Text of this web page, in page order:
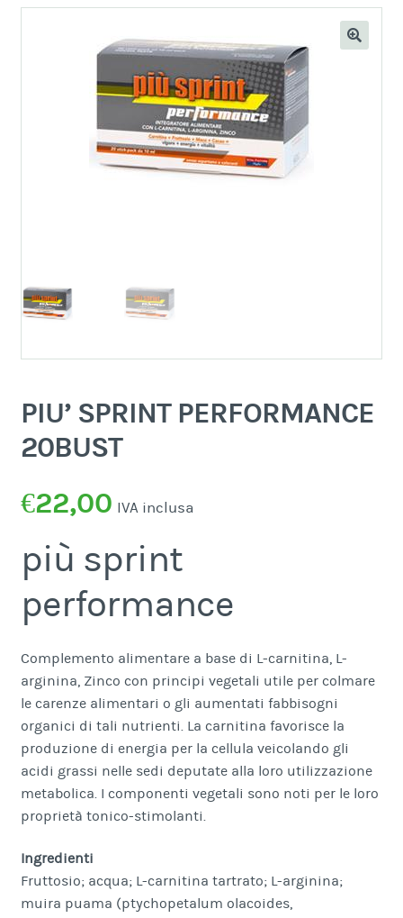
PIU’ SPRINT PERFORMANCE
20BUST
€22,00 IVA inclusa
più sprint
performance
Complemento alimentare a base di L-carnitina, L-
arginina, Zinco con principi vegetali utile per colmare
le carenze alimentari o gli aumentati fabbisogni
organici di tali nutrienti. La carnitina favorisce la
produzione di energia per la cellula veicolando gli
acidi grassi nelle sedi deputate alla loro utilizzazione
metabolica. I componenti vegetali sono noti per le loro
proprietà tonico-stimolanti.
Ingredienti
Fruttosio; acqua; L-carnitina tartrato; L-arginina;
muira puama (ptychopetalum olacoides,